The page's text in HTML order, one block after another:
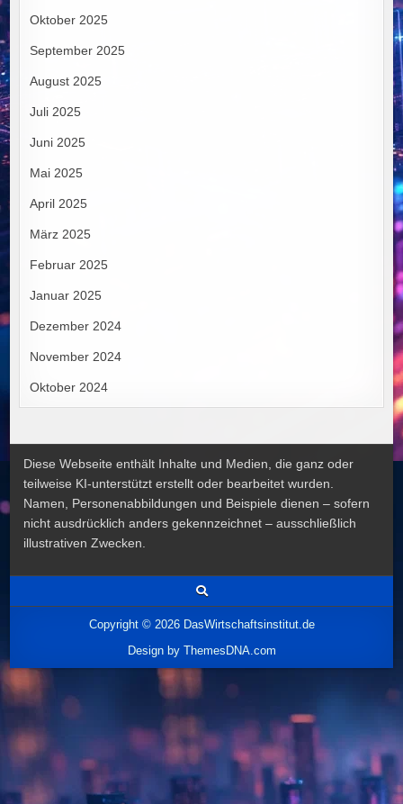
Oktober 2025
September 2025
August 2025
Juli 2025
Juni 2025
Mai 2025
April 2025
März 2025
Februar 2025
Januar 2025
Dezember 2024
November 2024
Oktober 2024
Diese Webseite enthält Inhalte und Medien, die ganz oder
teilweise KI-unterstützt erstellt oder bearbeitet wurden.
Namen, Personenabbildungen und Beispiele dienen – sofern
nicht ausdrücklich anders gekennzeichnet – ausschließlich
illustrativen Zwecken.
Copyright © 2026 DasWirtschaftsinstitut.de
Design by ThemesDNA.com